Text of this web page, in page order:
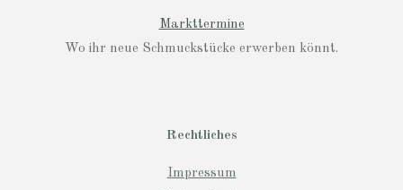
Markttermine
Wo ihr neue Schmuckstücke erwerben könnt.
Rechtliches
Impressum